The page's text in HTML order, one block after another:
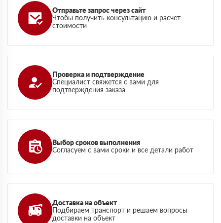
Отправьте запрос через сайт
Чтобы получить консультацию и расчет
стоимости
Проверка и подтверждение
Специалист свяжется с вами для
подтверждения заказа
Выбор сроков выполнения
Согласуем с вами сроки и все детали работ
Доставка на объект
Подбираем транспорт и решаем вопросы
доставки на объект